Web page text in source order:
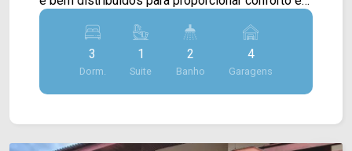
praticidade no dia a dia. Conta com sala de estar
e de jantar integradas à cozinha planejada em
conceito aberto, criando um espaço moderno e
funcional para reunir a família e receber visitas,
além de área de serviço coberta que traz mais
3
Dorm.
1
Suite
2
Banho
4
Garagens